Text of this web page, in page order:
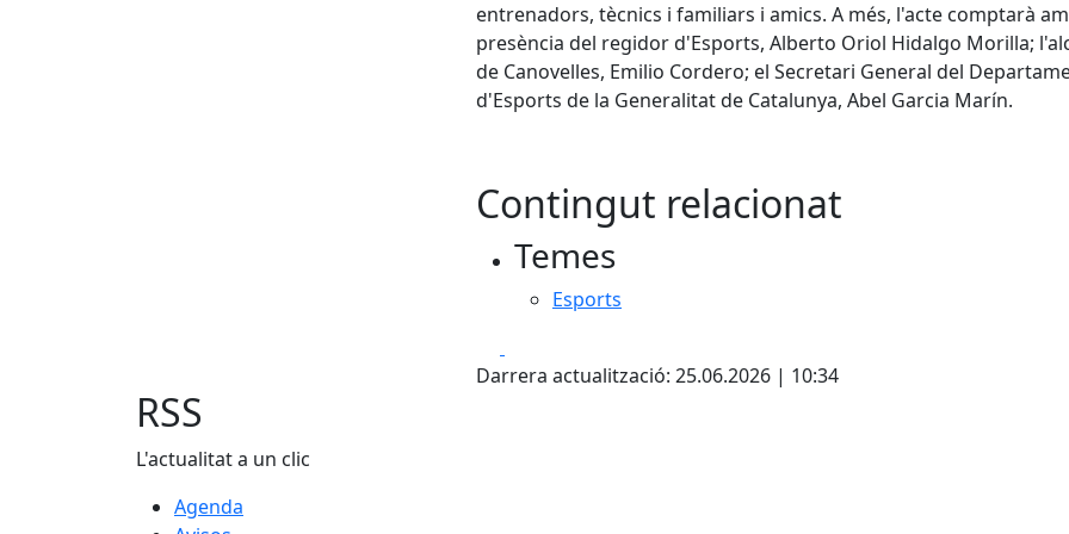
entrenadors, tècnics i familiars i amics. A més, l'acte comptarà
presència del regidor d'Esports, Alberto Oriol Hidalgo Morilla;
de Canovelles, Emilio Cordero; el Secretari General del
d'Esports de la Generalitat de Catalunya, Abel Garcia Marín.
Contingut relacionat
Temes
Esports
Darrera actualització: 25.06.2026 | 10:34
RSS
L'actualitat a un clic
Agenda